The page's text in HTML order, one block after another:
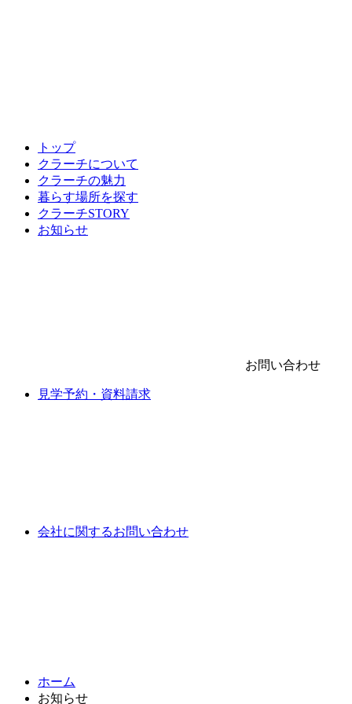
トップ
クラーチについて
クラーチの魅力
暮らす場所を探す
クラーチSTORY
お知らせ
お問い合わせ
見学予約・資料請求
会社に関するお問い合わせ
ホーム
お知らせ